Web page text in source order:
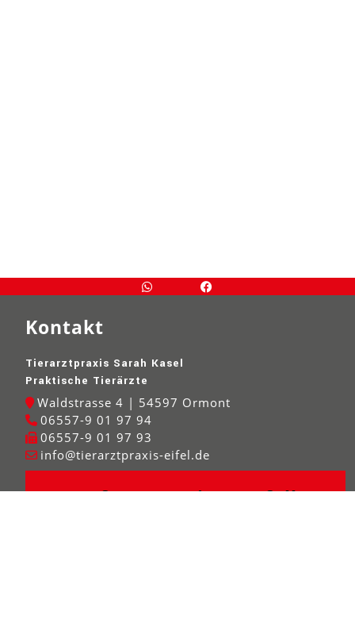
Kontakt
Tierarztpraxis Sarah Kasel
Praktische Tierärzte
Waldstrasse 4 | 54597 Ormont
06557-9 01 97 94
06557-9 01 97 93
info@tierarztpraxis-eifel.de
Rufnummer im Notfall